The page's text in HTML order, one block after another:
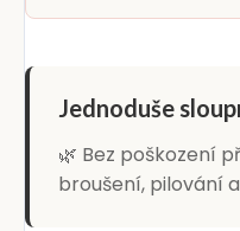
Jednoduše
🌿 Bez poškození
broušení, pilování